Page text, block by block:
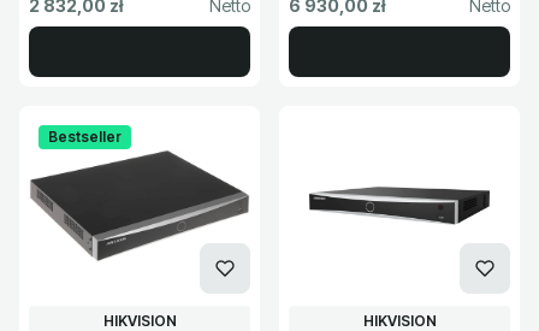
2 832,00 zł 6 930,00 zł
Bestseller
PRODUCENT
HIKVISION PRODUCENT
HIKVISION